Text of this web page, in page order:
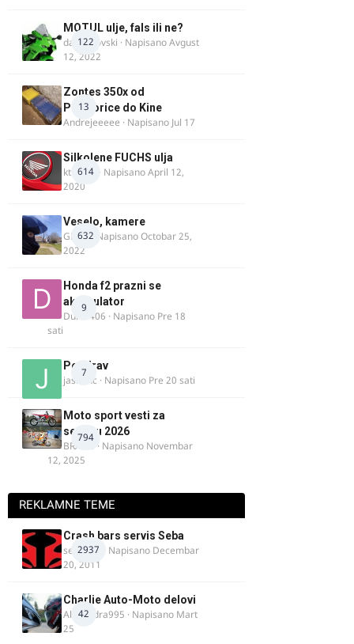
122
MOTUL ulje, fals ili ne?
dalipopovski · NapisanoAvgust
12, 2022
13
Zontes 350x od
Podgorice do Kine
Andrejeeeee · Napisano Jul 17
614
Silkolene FUCHS ulja
ktm600 · NapisanoApril 12,
2020
632
Veselo, kamere
GR 46· NapisanoOctobar 25,
2022
9
Honda f2 prazni se
akomulator
Dule1406 · Napisano Pre 18
sati
7
Pozdrav
jasminc · Napisano Pre 20 sati
794
Moto sport vesti za
sezonu 2026
BRACO · Napisano Novembar
12, 2025
REKLAMNE TEME
2937
Crash bars servis Seba
seba011 · Napisano Decembar
20, 2011
42
Charlie Auto-Moto delovi
Alexandra995 · Napisano Mart
25